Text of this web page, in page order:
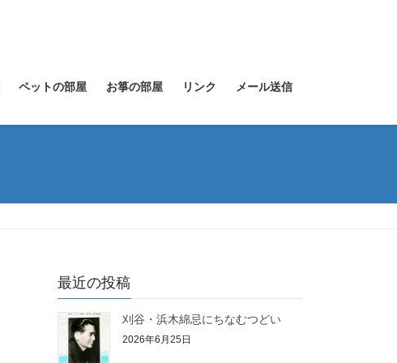
ペットの部屋 お箏の部屋 リンク メール送信
最近の投稿
刈谷・浜木綿忌にちなむつどい
2026年6月25日